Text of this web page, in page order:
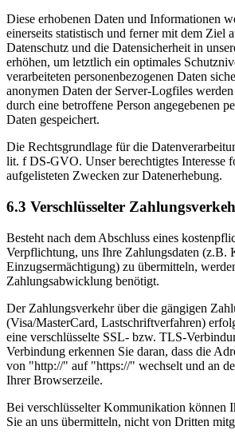
Diese erhobenen Daten und Informationen
einerseits statistisch und ferner mit dem Ziel
Datenschutz und die Datensicherheit in
erhöhen, um letztlich ein optimales
verarbeiteten personenbezogenen Daten
anonymen Daten der Server-Logfiles
durch eine betroffene Person angegebenen
Daten gespeichert.
Die Rechtsgrundlage für die
lit. f DS-GVO. Unser berechtigtes Interesse
aufgelisteten Zwecken zur Datenerhebung.
6.3 Verschlüsselter
Besteht nach dem Abschluss eines
Verpflichtung, uns Ihre Zahlungsdaten (z.B.
Einzugsermächtigung) zu übermitteln,
Zahlungsabwicklung benötigt.
Der Zahlungsverkehr über die gängigen
(Visa/MasterCard, Lastschriftverfahren)
eine verschlüsselte SSL- bzw. TLS-
Verbindung erkennen Sie daran, dass die
von "http://" auf "https://" wechselt und an
Ihrer Browserzeile.
Bei verschlüsselter Kommunikation können
Sie an uns übermitteln, nicht von Dritten